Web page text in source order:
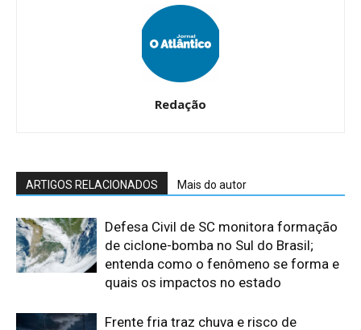
Redação
ARTIGOS RELACIONADOS Mais do autor
Defesa Civil de SC monitora formação
de ciclone-bomba no Sul do Brasil;
entenda como o fenômeno se forma e
quais os impactos no estado
Frente fria traz chuva e risco de